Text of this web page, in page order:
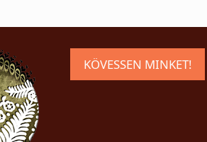
KÖVESSEN MINKET!